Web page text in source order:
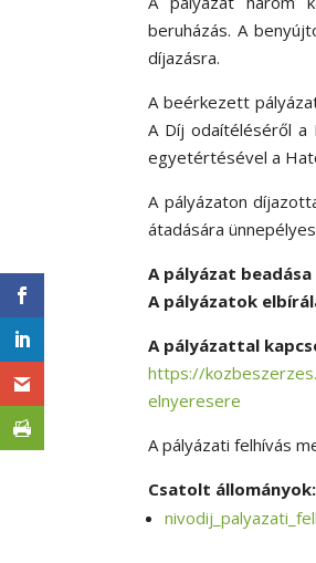
beruházás. A
díjazásra.
A beérkezett
A Díj odaítéléséről a
egyetértésével a
A pályázaton
átadására
A pályázat
A pályázatok
A pályázattal
https://
elnyeresere
A pályázati felhívás
Csatolt állományok: